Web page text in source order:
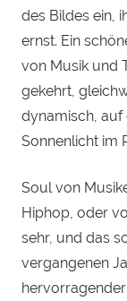
des Bildes ein,
ernst. Ein
von Musik und
gekehrt,
dynamisch,
Sonnenlicht im
Soul von
Hiphop, oder
sehr, und das
vergangenen